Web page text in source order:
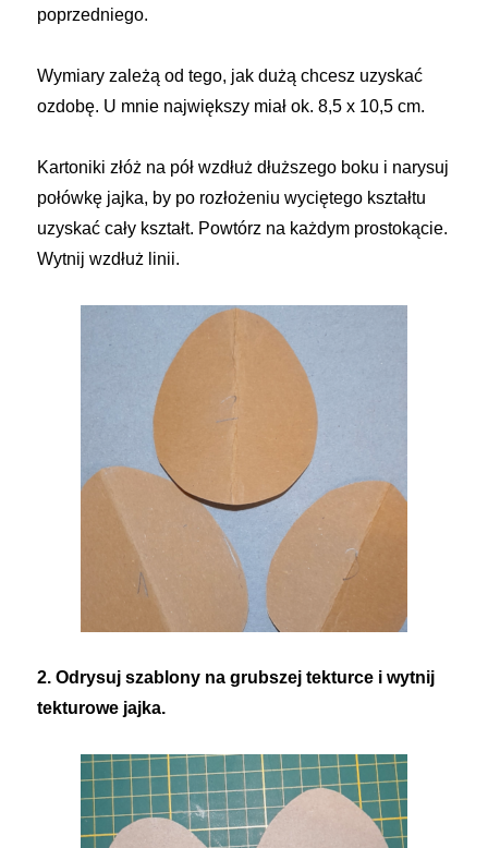
poprzedniego.
Wymiary zależą od tego, jak dużą chcesz uzyskać
ozdobę. U mnie największy miał ok. 8,5 x 10,5 cm.
Kartoniki złóż na pół wzdłuż dłuższego boku i narysuj
połówkę jajka, by po rozłożeniu wyciętego kształtu
uzyskać cały kształt. Powtórz na każdym prostokącie.
Wytnij wzdłuż linii.
2. Odrysuj szablony na grubszej tekturce i wytnij
tekturowe jajka.